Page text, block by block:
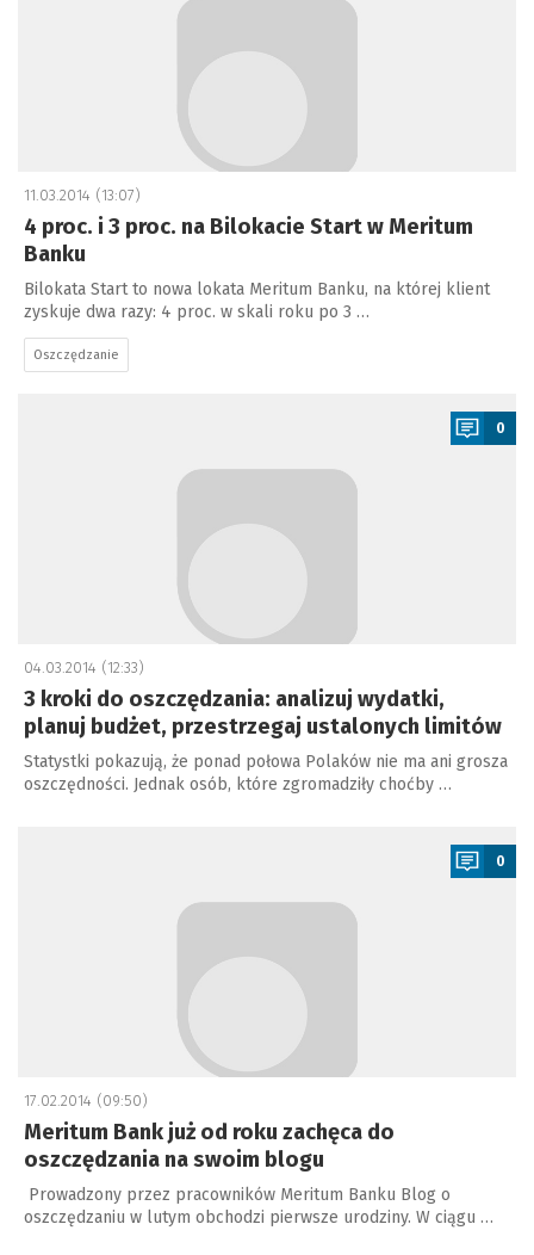
11.03.2014 (13:07)
4 proc. i 3 proc. na Bilokacie Start w Meritum
Banku
Bilokata Start to nowa lokata Meritum Banku, na której klient
zyskuje dwa razy: 4 proc. w skali roku po 3 …
Oszczędzanie
0
04.03.2014 (12:33)
3 kroki do oszczędzania: analizuj wydatki,
planuj budżet, przestrzegaj ustalonych limitów
Statystki pokazują, że ponad połowa Polaków nie ma ani grosza
oszczędności. Jednak osób, które zgromadziły choćby …
0
17.02.2014 (09:50)
Meritum Bank już od roku zachęca do
oszczędzania na swoim blogu
Prowadzony przez pracowników Meritum Banku Blog o
oszczędzaniu w lutym obchodzi pierwsze urodziny. W ciągu …